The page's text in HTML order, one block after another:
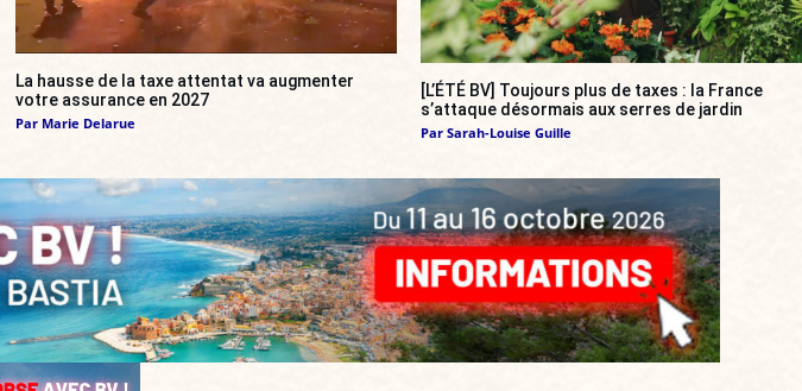
La hausse de la taxe attentat va augmenter
votre assurance en 2027
Par Marie Delarue
[L’ÉTÉ BV] Toujours plus de taxes : la France
s’attaque désormais aux serres de jardin
Par Sarah-Louise Guille